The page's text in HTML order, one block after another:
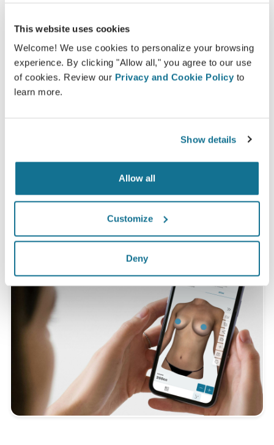
This website uses cookies
Welcome! We use cookies to personalize your browsing
experience. By clicking "Allow all," you agree to our use
of cookies. Review our Privacy and Cookie Policy to
learn more.
Show details
Allow all
Customize
Deny
Zufrieden
100% der Frauen gaben an, entweder zufrieden
oder sehr zufrieden mit dem Ergebnis ihrer
der Schweiz unterzogen haben.